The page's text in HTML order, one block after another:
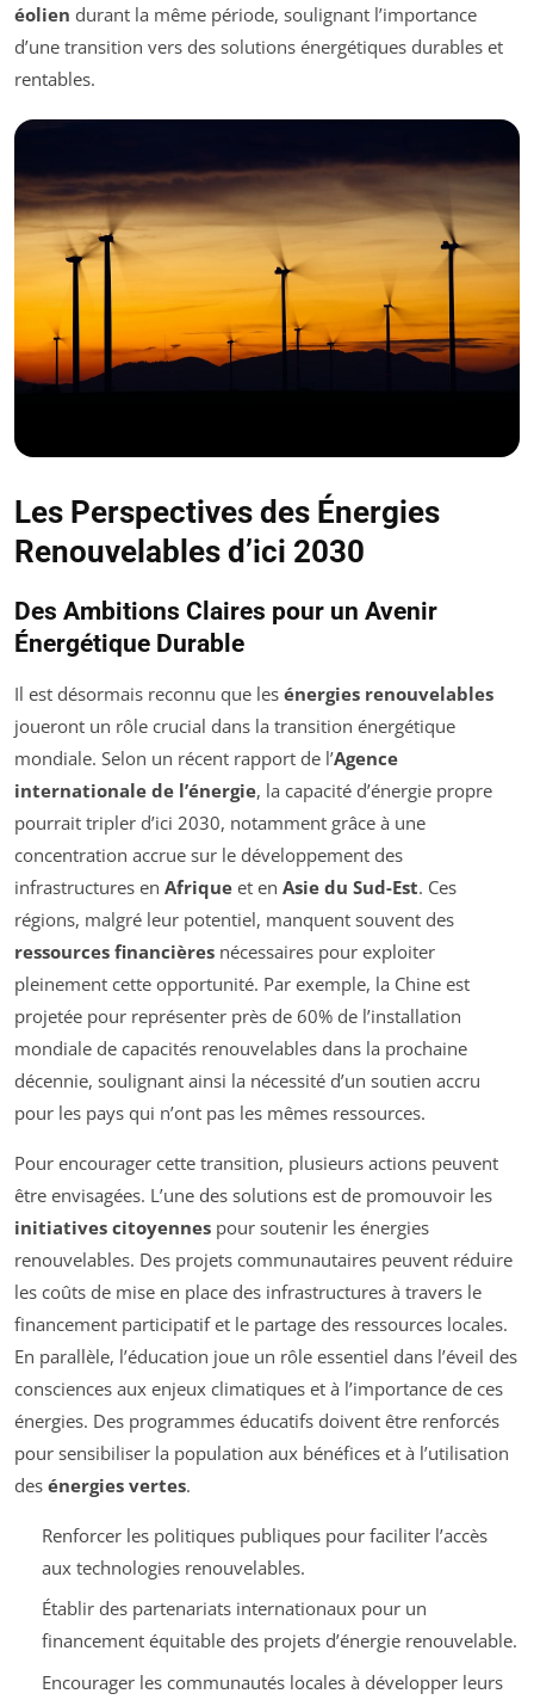
éolien durant la même période, soulignant l’importance
d’une transition vers des solutions énergétiques durables et
rentables.
Les Perspectives des Énergies
Renouvelables d’ici 2030
Des Ambitions Claires pour un Avenir
Énergétique Durable
Il est désormais reconnu que les énergies renouvelables
joueront un rôle crucial dans la transition énergétique
mondiale. Selon un récent rapport de l’Agence
internationale de l’énergie, la capacité d’énergie propre
pourrait tripler d’ici 2030, notamment grâce à une
concentration accrue sur le développement des
infrastructures en Afrique et en Asie du Sud-Est. Ces
régions, malgré leur potentiel, manquent souvent des
ressources financières nécessaires pour exploiter
pleinement cette opportunité. Par exemple, la Chine est
projetée pour représenter près de 60% de l’installation
mondiale de capacités renouvelables dans la prochaine
décennie, soulignant ainsi la nécessité d’un soutien accru
pour les pays qui n’ont pas les mêmes ressources.
Pour encourager cette transition, plusieurs actions peuvent
être envisagées. L’une des solutions est de promouvoir les
initiatives citoyennes pour soutenir les énergies
renouvelables. Des projets communautaires peuvent réduire
les coûts de mise en place des infrastructures à travers le
financement participatif et le partage des ressources locales.
En parallèle, l’éducation joue un rôle essentiel dans l’éveil des
consciences aux enjeux climatiques et à l’importance de ces
énergies. Des programmes éducatifs doivent être renforcés
pour sensibiliser la population aux bénéfices et à l’utilisation
des énergies vertes.
Renforcer les politiques publiques pour faciliter l’accès
aux technologies renouvelables.
Établir des partenariats internationaux pour un
financement équitable des projets d’énergie renouvelable.
Encourager les communautés locales à développer leurs